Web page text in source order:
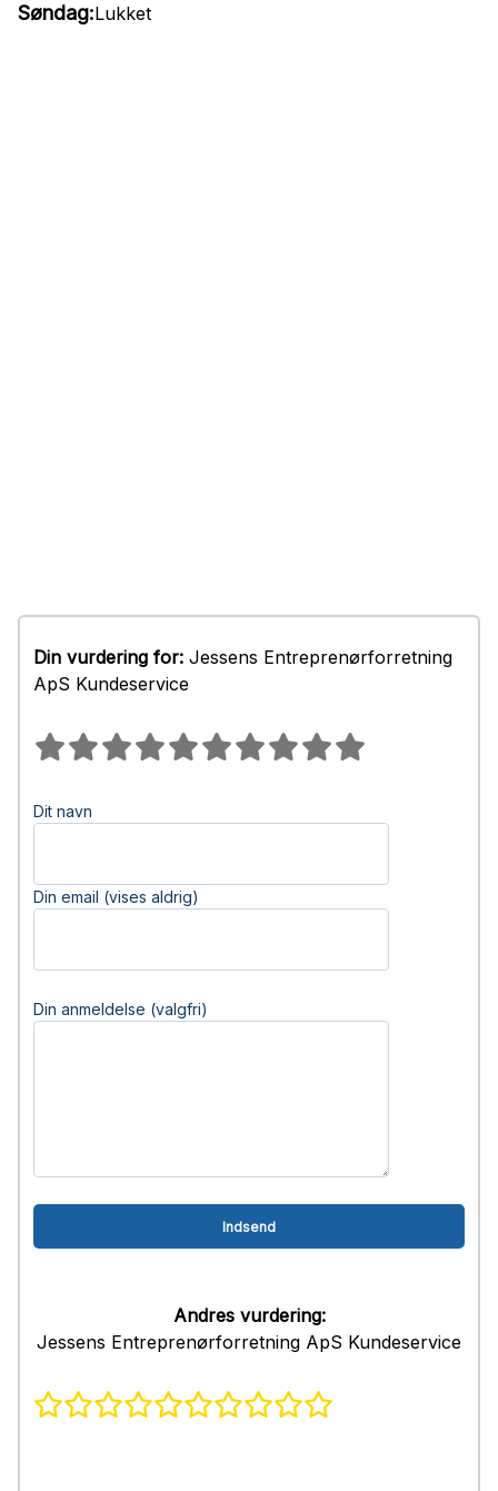
Søndag:Lukket
Din vurdering for: Jessens Entreprenørforretning
ApS Kundeservice
Dit navn
Din email (vises aldrig)
Din anmeldelse (valgfri)
Andres vurdering:
Jessens Entreprenørforretning ApS Kundeservice